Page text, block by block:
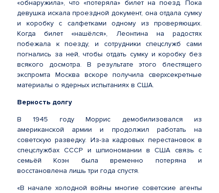
«обнаружила», что «потеряла» билет на поезд. Пока
девушка искала проездной документ, она отдала сумку
и коробку с салфетками одному из проверяющих.
Когда билет «нашёлся», Леонтина на радостях
побежала к поезду, и сотрудники спецслужб сами
погнались за ней, чтобы отдать сумку и коробку без
всякого досмотра. В результате этого блестящего
экспромта Москва вскоре получила сверхсекретные
материалы о ядерных испытаниях в США.
Верность долгу
В 1945 году Моррис демобилизовался из
американской армии и продолжил работать на
советскую разведку. Из-за кадровых перестановок в
спецслужбах СССР и шпиономании в США связь с
семьёй Коэн была временно потеряна и
восстановлена лишь три года спустя.
«В начале холодной войны многие советские агенты